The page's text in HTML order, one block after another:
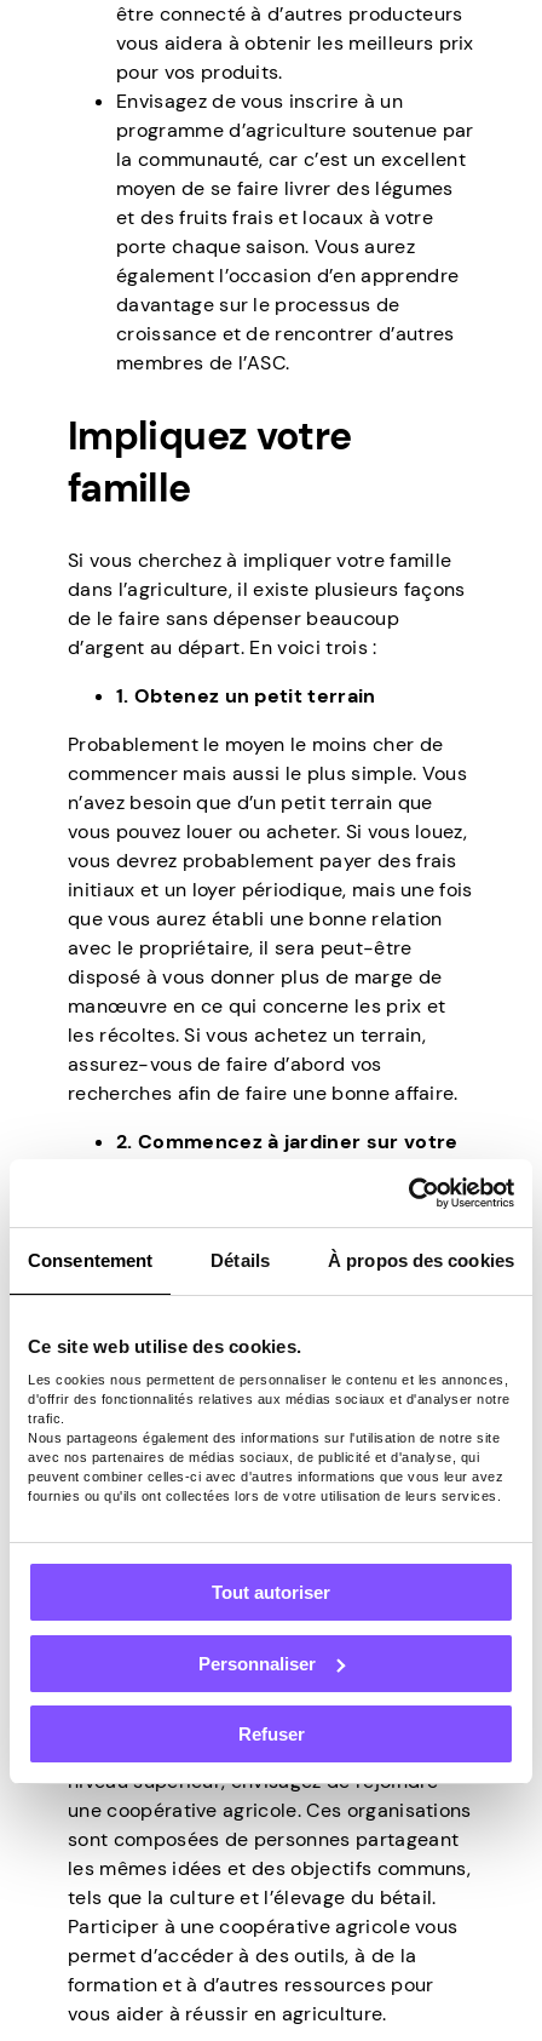
Consentement Détails À propos des cookies
Ce site web utilise des cookies.
Les cookies nous permettent de personnaliser le contenu et les annonces,
d'offrir des fonctionnalités relatives aux médias sociaux et d'analyser notre
trafic.
Nous partageons également des informations sur l'utilisation de notre site
avec nos partenaires de médias sociaux, de publicité et d'analyse, qui
peuvent combiner celles-ci avec d'autres informations que vous leur avez
fournies ou qu'ils ont collectées lors de votre utilisation de leurs services.
Tout autoriser
Personnaliser
Refuser
être connecté à d’autres producteurs
vous aidera à obtenir les meilleurs prix
pour vos produits.
Envisagez de vous inscrire à un
programme d’agriculture soutenue par
la communauté, car c’est un excellent
moyen de se faire livrer des légumes
et des fruits frais et locaux à votre
porte chaque saison. Vous aurez
également l’occasion d’en apprendre
davantage sur le processus de
croissance et de rencontrer d’autres
membres de l’ASC.
Impliquez votre
famille
Si vous cherchez à impliquer votre famille
dans l’agriculture, il existe plusieurs façons
de le faire sans dépenser beaucoup
d’argent au départ. En voici trois :
1. Obtenez un petit terrain
Probablement le moyen le moins cher de
commencer mais aussi le plus simple. Vous
n’avez besoin que d’un petit terrain que
vous pouvez louer ou acheter. Si vous louez,
vous devrez probablement payer des frais
initiaux et un loyer périodique, mais une fois
que vous aurez établi une bonne relation
avec le propriétaire, il sera peut-être
disposé à vous donner plus de marge de
manœuvre en ce qui concerne les prix et
les récoltes. Si vous achetez un terrain,
assurez-vous de faire d’abord vos
recherches afin de faire une bonne affaire.
2. Commencez à jardiner sur votre
vivent dans des appartements ou des
condos – n’importe qui peut commencer à
de son jardin. De nombreuses ressources
de la plantation de graines à l’entretien de
cultivées. Non seulement cela vous fournira,
à vous et à votre famille, des produits frais
chaque saison, mais cela vous donnera
également une expérience précieuse dans
l’industrie agricole.
3. Adhérer à une coopérative
Si faire le premier pas est difficile ou si
vous souhaitez faire passer vos
niveau supérieur, envisagez de rejoindre
une coopérative agricole. Ces organisations
sont composées de personnes partageant
les mêmes idées et des objectifs communs,
tels que la culture et l’élevage du bétail.
Participer à une coopérative agricole vous
permet d’accéder à des outils, à de la
formation et à d’autres ressources pour
vous aider à réussir en agriculture.